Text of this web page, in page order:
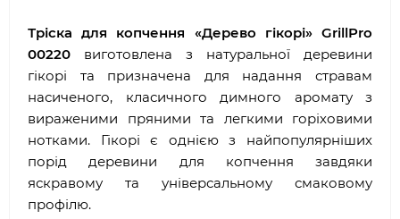
Тріска для копчення «Дерево гікорі» GrillPro
00220 виготовлена з натуральної деревини
гікорі та призначена для надання стравам
насиченого, класичного димного аромату з
вираженими пряними та легкими горіховими
нотками. Гікорі є однією з найпопулярніших
порід деревини для копчення завдяки
яскравому та універсальному смаковому
профілю.